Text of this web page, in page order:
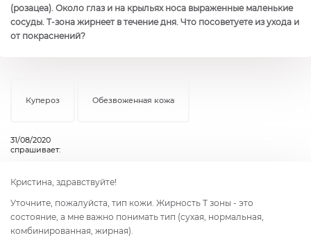
(розацеа). Около глаз и на крыльях носа выраженные маленькие
сосуды. Т-зона жирнеет в течение дня. Что посоветуете из ухода и
от покраснений?
Купероз Обезвоженная кожа
31/08/2020
спрашивает:
Кристина, здравствуйте!
Уточните, пожалуйста, тип кожи. Жирность Т зоны - это
состояние, а мне важно понимать тип (сухая, нормальная,
комбинированная, жирная).